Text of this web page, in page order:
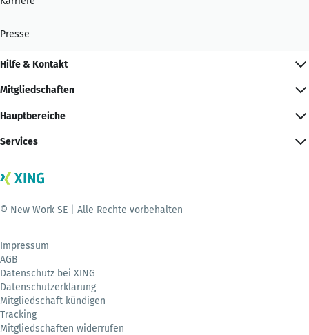
Presse
Hilfe & Kontakt
Mitgliedschaften
Hauptbereiche
Services
© New Work SE | Alle Rechte vorbehalten
Impressum
AGB
Datenschutz bei XING
Datenschutzerklärung
Mitgliedschaft kündigen
Tracking
Mitgliedschaften widerrufen